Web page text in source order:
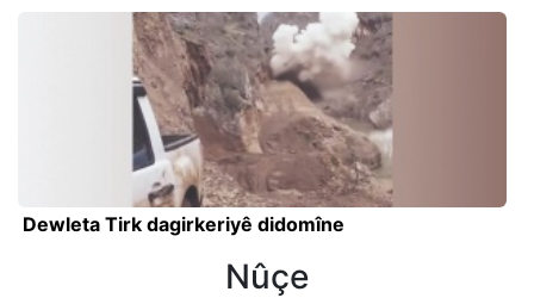
Dewleta Tirk dagirkeriyê didomîne
Nûçe